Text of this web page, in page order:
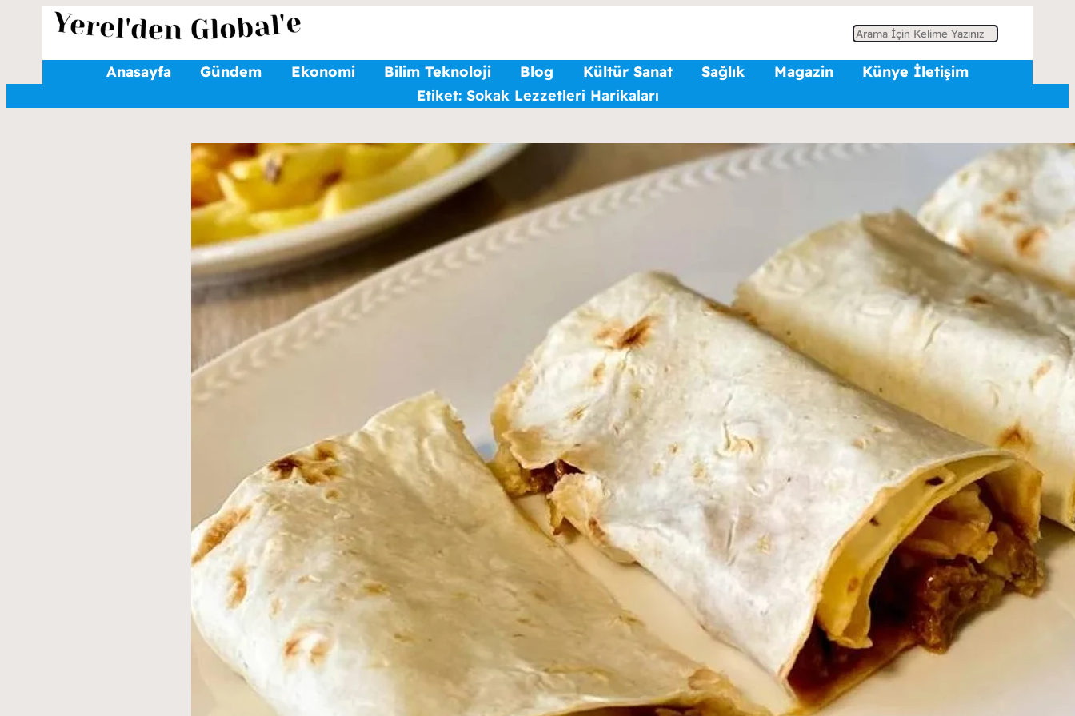
A
r
Anasayfa Gündem Ekonomi Bilim Teknoloji Blog Kültür Sanat Sağlık Magazin
Künye İletişim
Etiket: Sokak Lezzetleri Harikaları